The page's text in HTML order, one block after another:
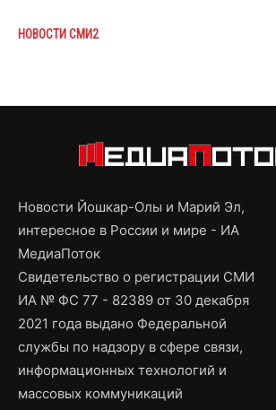
НОВОСТИ СМИ2
Новости Йошкар-Олы и Марий Эл,
интересное в России и мире - ИА
МедиаПоток
Свидетельство о регистрации СМИ
ИА № ФС 77 - 82389 от 30 декабря
2021 года выдано Федеральной
службы по надзору в сфере связи,
информационных технологий и
массовых коммуникаций